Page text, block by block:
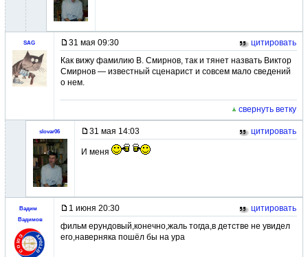
SAG 31 мая 09:30
цитировать
Как вижу фамилию В. Смирнов, так и тянет назвать Виктор
Смирнов — известный сценарист и совсем мало сведений
о нем.
свернуть ветку
slovar06 31 мая 14:03 цитировать
И меня
Вадим
Вадимов
1 июня 20:30
цитировать
фильм ерундовый,конечно,жаль тогда,в детстве не увидел
его,наверняка пошёл бы на ура